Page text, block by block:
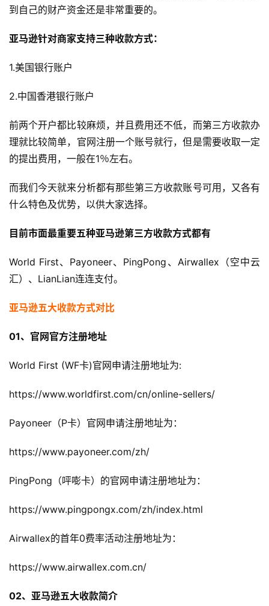
到自己的财产资金还是非常重要的。
亚马逊针对商家支持三种收款方式：
1.美国银行账户
2.中国香港银行账户
前两个开户都比较麻烦，并且费用还不低，而第三方收款办
理就比较简单，官网注册一个账号就行，但是需要收取一定
的提出费用，一般在1％左右。
而我们今天就来分析都有那些第三方收款账号可用，又各有
什么特色及优势，以供大家选择。
目前市面最重要五种亚马逊第三方收款方式都有
World First、Payoneer、PingPong、Airwallex（空中云
汇）、LianLian连连支付。
亚马逊五大收款方式对比
01、官网官方注册地址
World First (WF卡)官网申请注册地址为:
https://www.worldfirst.com/cn/online-sellers/
Payoneer（P卡）官网申请注册地址为：
https://www.payoneer.com/zh/
PingPong（呯嘭卡）的官网申请注册地址为：
https://www.pingpongx.com/zh/index.html
Airwallex的首年0费率活动注册地址为：
https://www.airwallex.com.cn/
02、亚马逊五大收款简介